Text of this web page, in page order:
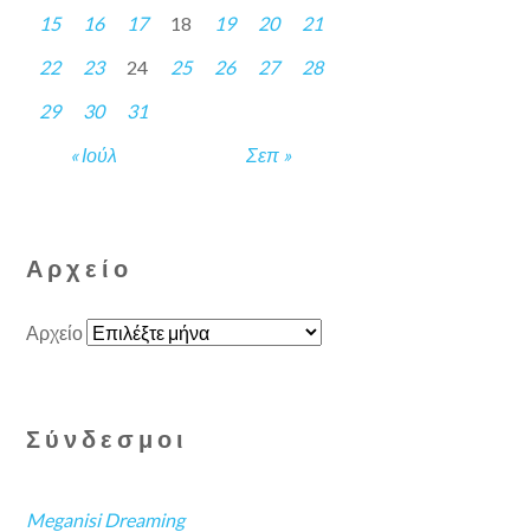
« Ιούλ Σεπ »
15
16 17 18 19 20
21
22
23 24 25 26 27
28
29
30 31
Αρχείο
Αρχείο
Σύνδεσμοι
Meganisi Dreaming